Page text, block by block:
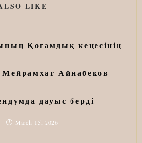
LIKE
Қоғамдық кеңесінің
Мейрамхат Айнабеков
дауыс берді
March 15, 2026